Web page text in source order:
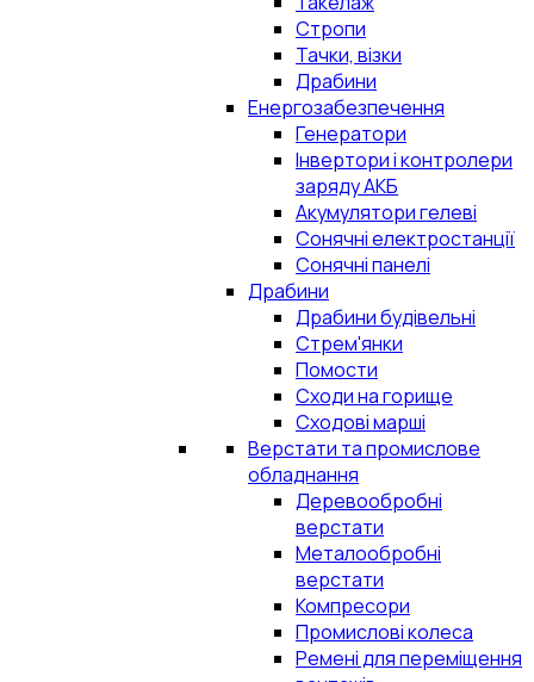
Стропи
Тачки, візки
Драбини
Енергозабезпечення
Генератори
Інвертори і контролери
заряду АКБ
Акумулятори гелеві
Сонячні електростанції
Сонячні панелі
Драбини
Драбини будівельні
Стрем'янки
Помости
Сходи на горище
Сходові марші
Верстати та промислове
обладнання
Деревообробні
верстати
Металообробні
верстати
Компресори
Промислові колеса
Ремені для переміщення